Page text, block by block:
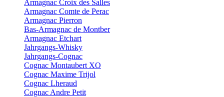
Armagnac Croix des Salles
Armagnac Comte de Perac
Armagnac Pierron
Bas-Armagnac de Montber
Armagnac Etchart
Jahrgangs-Whisky
Jahrgangs-Cognac
Cognac Montaubert XO
Cognac Maxime Trijol
Cognac Lheraud
Cognac Andre Petit